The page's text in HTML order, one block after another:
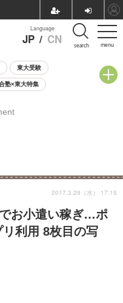
menu
Language
JP / CN search
東大受験
塾×東大特集
相談会
お小遣い稼ぎ…ポ
利用 8枚目の写
2017.3.29（水） 17:15